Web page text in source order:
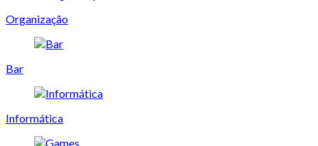
Organização
Bar
Informática